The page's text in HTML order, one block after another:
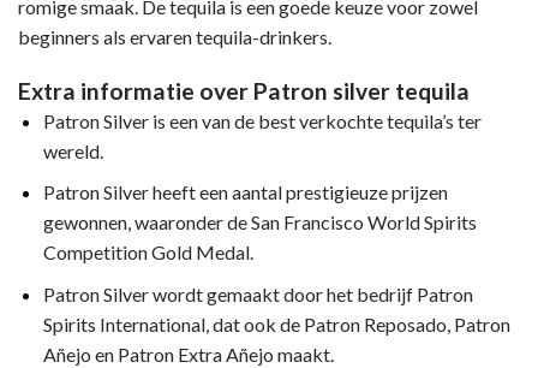
romige smaak. De tequila is een goede keuze voor zowel
beginners als ervaren tequila-drinkers.
Extra informatie over Patron silver tequila
Patron Silver is een van de best verkochte tequila’s ter
wereld.
Patron Silver heeft een aantal prestigieuze prijzen
gewonnen, waaronder de San Francisco World Spirits
Competition Gold Medal.
Patron Silver wordt gemaakt door het bedrijf Patron
Spirits International, dat ook de Patron Reposado, Patron
Añejo en Patron Extra Añejo maakt.